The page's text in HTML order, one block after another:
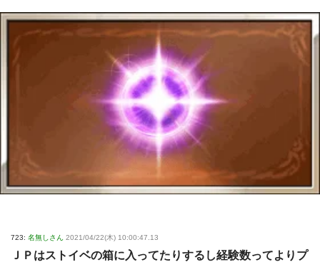
723: 名無しさん 2021/04/22(木) 10:00:47.13
ＪＰはストイベの箱に入ってたりするし経験数ってよりプ